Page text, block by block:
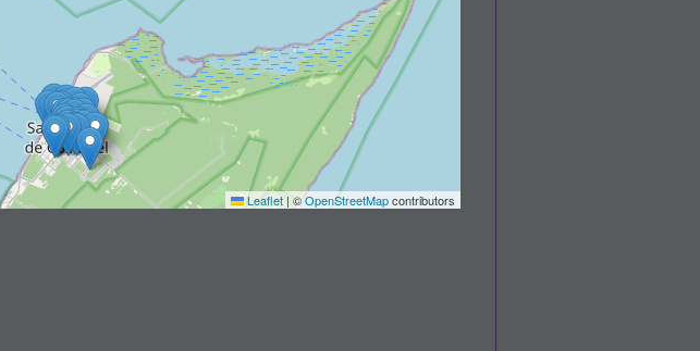
Leaflet | ©OpenStreetMapcontributors